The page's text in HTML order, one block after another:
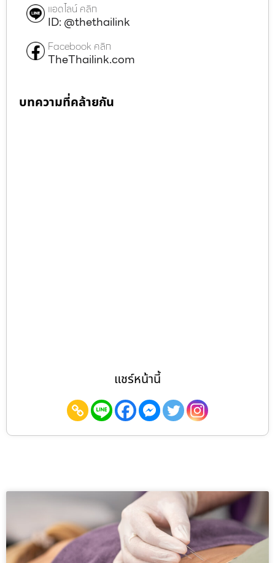
แอดไลน์ คลิก
ID: @thethailink
Facebook คลิก
TheThailink.com
บทความที่คล้ายกัน
แชร์หน้านี้